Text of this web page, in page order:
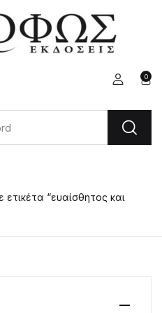
0
ετικέτα “ευαίσθητος και